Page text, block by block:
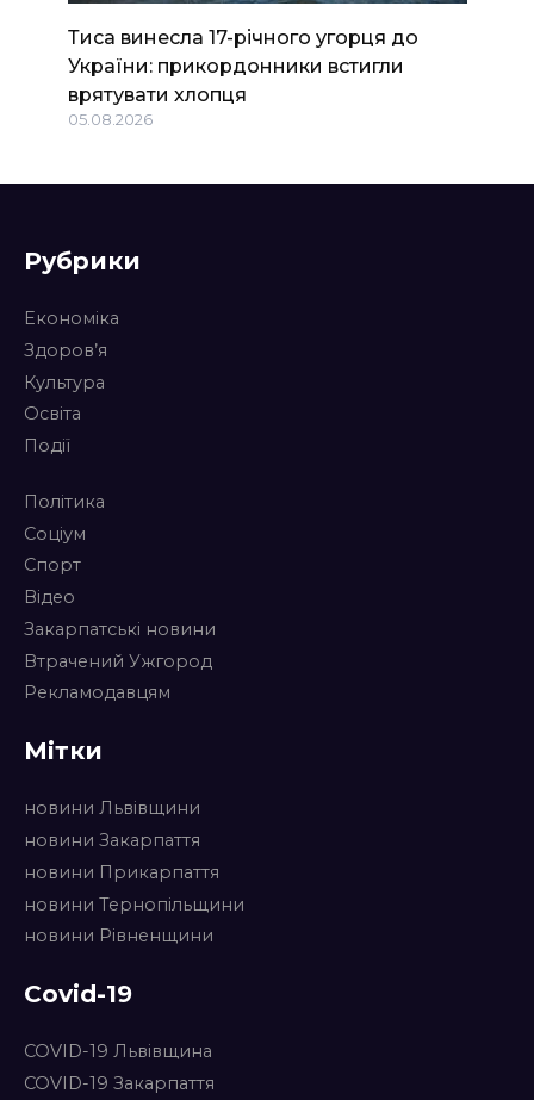
Тиса винесла 17-річного угорця до
України: прикордонники встигли
врятувати хлопця
05.08.2026
Рубрики
Економіка
Здоров’я
Культура
Освіта
Події
Політика
Соціум
Спорт
Відео
Закарпатські новини
Втрачений Ужгород
Рекламодавцям
Мітки
новини Львівщини
новини Закарпаття
новини Прикарпаття
новини Тернопільщини
новини Рівненщини
Covid-19
COVID-19 Львівщина
COVID-19 Закарпаття